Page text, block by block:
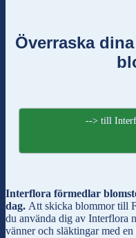
Överraska
--> till
Interflora förmedlar
dag. Att skicka blommor till
du använda dig av Interflora
vänner och släktingar med en